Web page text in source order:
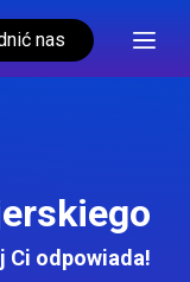
nas
Ci odpowiada!